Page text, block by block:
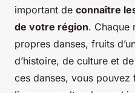
important de connaître
de votre région. Chaque
propres danses, fruits
d’histoire, de culture et
ces danses, vous pouvez